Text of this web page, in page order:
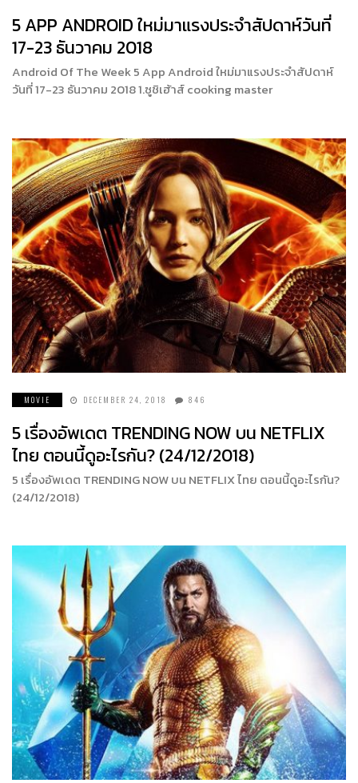
5 APP ANDROID ใหม่มาแรงประจำสัปดาห์วันที่
17-23 ธันวาคม 2018
Android Of The Week 5 App Android ใหม่มาแรงประจำสัปดาห์
วันที่ 17-23 ธันวาคม 2018 1.ซูชิเฮ้าส์ cooking master
MOVIE DECEMBER 24, 2018 846
5 เรื่องอัพเดต TRENDING NOW บน NETFLIX
ไทย ตอนนี้ดูอะไรกัน? (24/12/2018)
5 เรื่องอัพเดต TRENDING NOW บน NETFLIX ไทย ตอนนี้ดูอะไรกัน?
(24/12/2018)